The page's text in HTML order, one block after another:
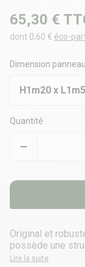
65,30 €
dont 0,60 € éco-
Dimension panneau
H1m20 x
Quantité
Original et
possède une
Lire la suite